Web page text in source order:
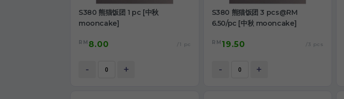
S380 熊猫饭团 1 pc [中秋
mooncake]
RM 8.00 /1 pc
- +
S380 熊猫饭团 3 pcs@RM
6.50/pc [中秋 mooncake]
RM 19.50 /3 pcs
- +